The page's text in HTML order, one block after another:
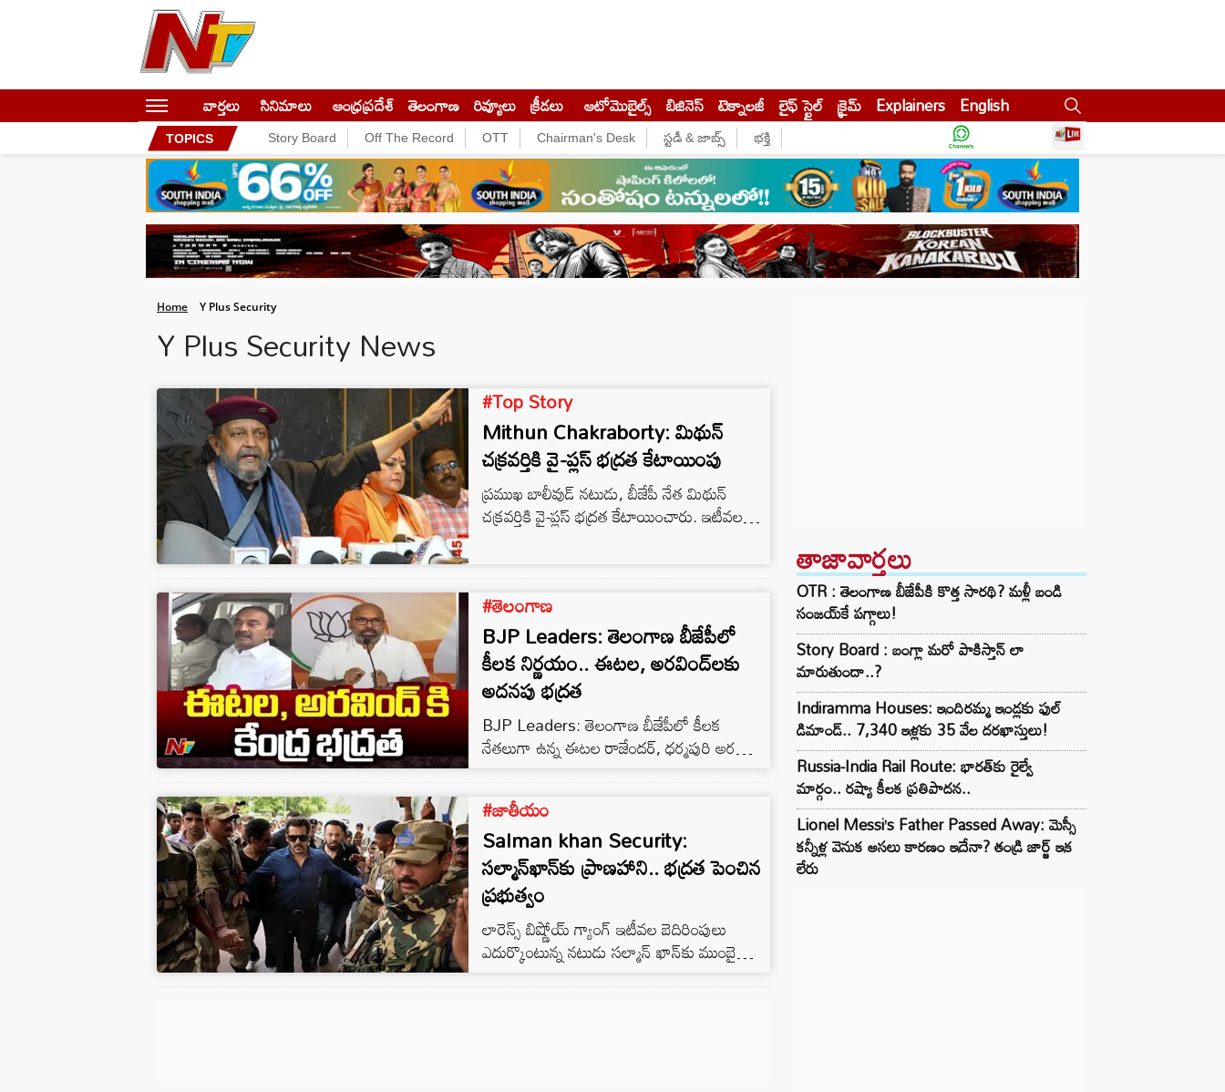
వార్తలు సినిమాలు ఆంధ్రప్రదేశ్ తెలంగాణ రివ్యూలు క్రీడలు ఆటోమొబైల్స్ బిజినెస్‌ టెక్నాలజీ లైఫ్ స్టైల్ క్రైమ్ Explainers English
TOPICS Story Board Off The Record OTT Chairman's Desk స్టడీ & జాబ్స్ భక్తి
Home Y Plus Security
Y Plus Security News
#Top Story
Mithun Chakraborty: మిథున్
చక్రవర్తికి వై-ప్లస్ భద్రత కేటాయింపు
ప్రముఖ బాలీవుడ్ నటుడు, బీజేపీ నేత మిథున్
చక్రవర్తికి వై-ప్లస్ భద్రత కేటాయించారు. ఇటీవల
బాలీవుడ్ నటులకు వరుసగా బెదిరింపులు
రావడంతో ఆయనకు సెంట్రల్ ఇండస్ట్రియల్
సెక్యూరిటీ ఫోర్స్ భద్రతను పెంచింది.
#తెలంగాణ
BJP Leaders: తెలంగాణ బీజేపీలో
కీలక నిర్ణయం.. ఈటల, అరవింద్‌లకు
అదనపు భద్రత
BJP Leaders: తెలంగాణ బీజేపీలో కీలక
నేతలుగా ఉన్న ఈటల రాజేందర్, ధర్మపురి అరవింద్
మేరకు ఈటల రాజేందర్, ధర్మపురి అరవింద్‌లకు
అదనపు భద్రత కల్పిస్తున్నట్లు కేంద్ర హోంశాఖ
సమాచారం.
#జాతీయం
Salman khan Security:
సల్మాన్‌ఖాన్‌కు ప్రాణహాని.. భద్రత పెంచిన
ప్రభుత్వం
లారెన్స్ బిష్ణోయ్ గ్యాంగ్ ఇటీవల బెదిరింపులు
ఎదుర్కొంటున్న నటుడు సల్మాన్ ఖాన్‌కు ముంబై
పోలీసులు 'వై ప్లస్‌' గ్రేడ్ భద్రతను అందించాలని
మహారాష్ట్ర ప్రభుత్వం నిర్ణయించింది. పలువురు
తాజావార్తలు
OTR : తెలంగాణ బీజేపీకి కొత్త సారథి? మళ్లీ బండి
సంజయ్‌కే పగ్గాలు!
Story Board : బంగ్లా మరో పాకిస్తాన్ లా
మారుతుందా..?
Indiramma Houses: ఇందిరమ్మ ఇండ్లకు ఫుల్
డిమాండ్.. 7,340 ఇళ్లకు 35 వేల దరఖాస్తులు!
Russia-India Rail Route: భారత్‌కు రైల్వే
మార్గం.. రష్యా కీలక ప్రతిపాదన..
Lionel Messi’s Father Passed Away: మెస్సీ
కన్నీళ్ల వెనుక అసలు కారణం ఇదేనా? తండ్రి జార్జ్ ఇక
లేరు